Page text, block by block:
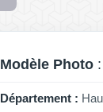
Modèle Photo
Département :